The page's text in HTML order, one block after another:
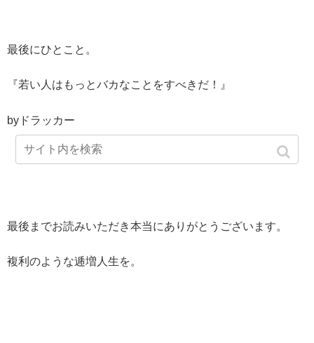
最後にひとこと。
『若い人はもっとバカなことをすべきだ！』
byドラッカー
最後までお読みいただき本当にありがとうございます。
複利のような逓増人生を。